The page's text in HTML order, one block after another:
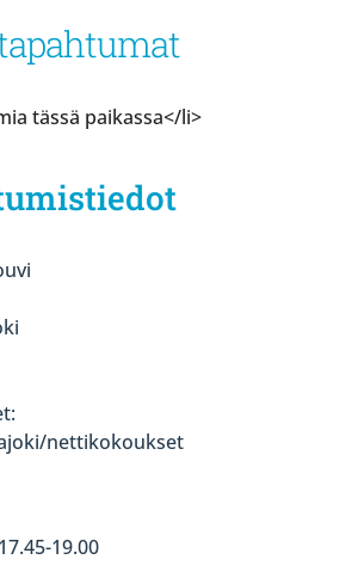
tässä paikassa</li>
nettikokoukset
19.00